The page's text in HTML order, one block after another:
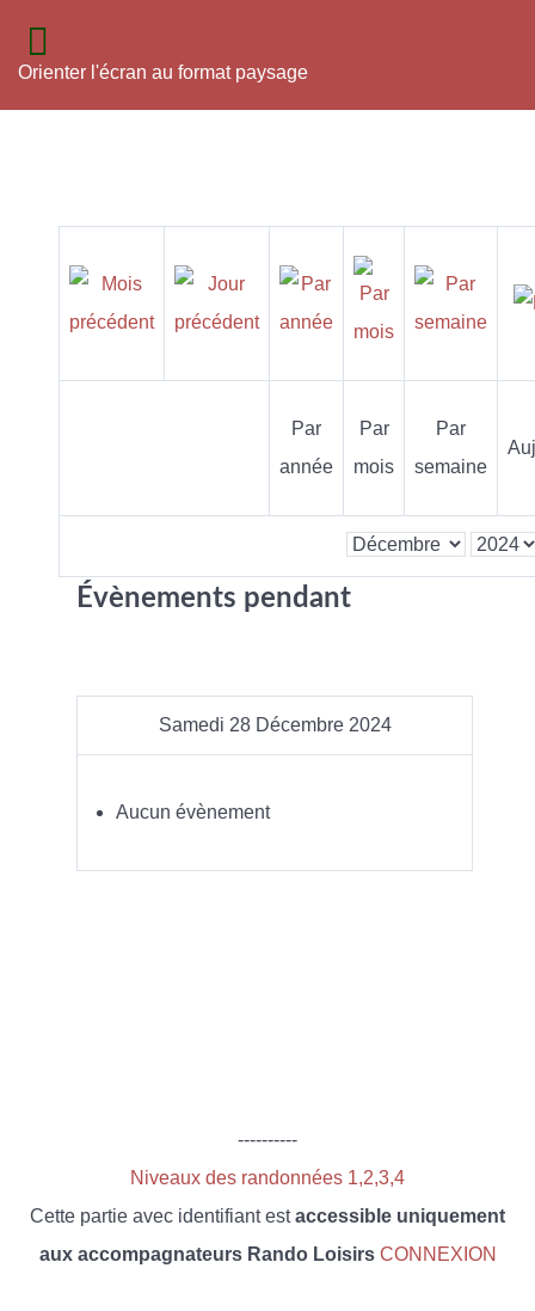
Orienter l'écran au format paysage
Par
année
Par
mois
Par
semaine
Évènements pendant
Samedi 28 Décembre 2024
Aucun évènement
----------
Niveaux des randonnées 1,2,3,4
Cette partie avec identifiant estaccessible uniquement
aux accompagnateurs Rando Loisirs CONNEXION